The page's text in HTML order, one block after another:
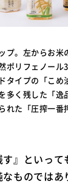
プ。左からお米
ポリフェノール
タイプの「こ
多く残した「
れた「圧搾一
す』といっ
ものでは